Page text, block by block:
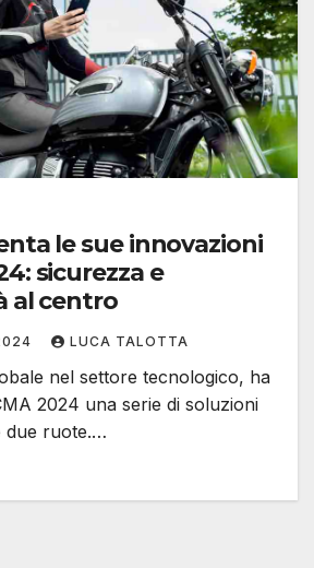
le sue innovazioni
sicurezza e
al centro
LUCA TALOTTA
nel settore tecnologico, ha
2024 una serie di soluzioni
due ruote.…